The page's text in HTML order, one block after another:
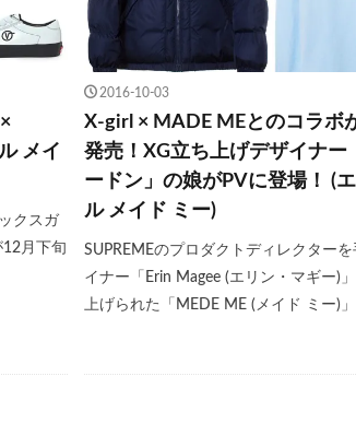
メイ
クスガ
月下旬
2016-10-03
X-girl × MADE MEとのコラボ
発売！XG立ち上げデザイナー
ードン」の娘がPVに登場！ (
ル メイド ミー)
SUPREMEのプロダクトディレクター
イナー「Erin Magee (エリン・マギー)
上げられた「MEDE ME (メイド ミー)